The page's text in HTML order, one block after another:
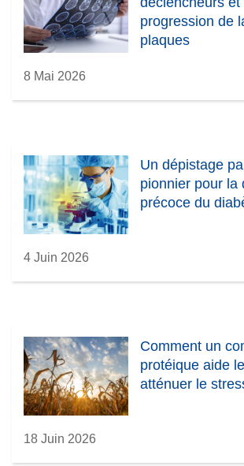
progression de
plaques
8 Mai 2026
Un dépistage
pionnier pour la
précoce du
4 Juin 2026
Comment un
protéique aide
atténuer le
18 Juin 2026